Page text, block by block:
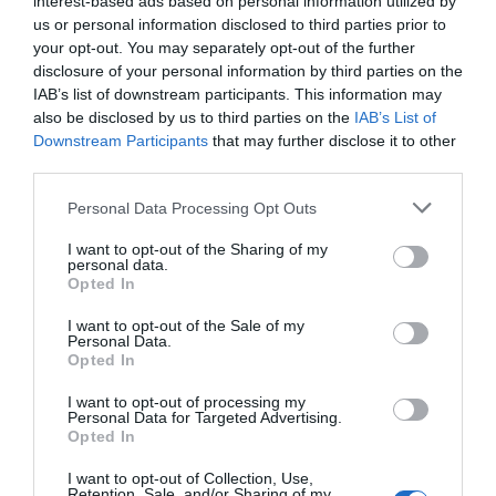
us or personal information disclosed to third parties prior to
your opt-out. You may separately opt-out of the further
disclosure of your personal information by third parties on the
IAB’s list of downstream participants. This information may
also be disclosed by us to third parties on the IAB’s List of
Downstream Participants that may further disclose it to other
Personal Data Processing Opt Outs
I want to opt-out of the Sharing of my
personal data.
Opted In
I want to opt-out of the Sale of my
Personal Data.
Opted In
I want to opt-out of processing my
Personal Data for Targeted Advertising.
Opted In
I want to opt-out of Collection, Use,
διαπιστώθηκε, όταν διάφορα δεδομένα από
εξωγενείς πηγές, όπως καιρικές συνθήκες και
αναζητήσεις από τα Google Trends,
ενσωματώνονται στο πεδίο ανάλυσης. Με τον τρόπο
αυτό μπορούν να ενισχυθούν η ανταγωνιστικότητα
Όπως αναφέρθηκε, η μελλοντική έρευνα θα
μπορούσε να επεκτείνει την αξία της εκπονηθείσας
εργασίας με διάφορους τρόπους., όπως με την
ενσωμάτωση ευρύτερου φάσματος εξωγενών
δεδομένα καταναλωτικών συναισθημάτων και
τάσεις στα μέσα κοινωνικής δικτύωσης) και τη
διερεύνηση αρχιτεκτονικών λύσεων βαθιάς